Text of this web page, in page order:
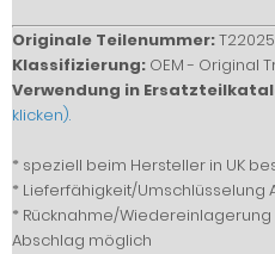
Originale Teilenummer:
Klassifizierung: OEM - Original
Verwendung in
klicken).
* speziell beim Hersteller in UK
* Lieferfähigkeit/Umschlüsselung
* Rücknahme/
Abschlag möglich